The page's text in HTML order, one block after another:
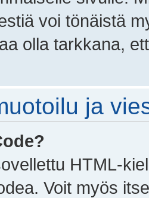
voi tönäistä
olla tarkkana,
ja
HTML-
Voit myös